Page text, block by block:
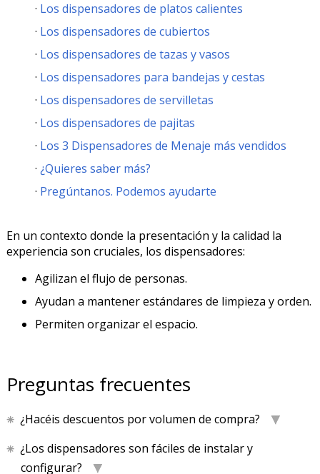
Los dispensadores de platos calientes
Los dispensadores de cubiertos
Los dispensadores de tazas y vasos
Los dispensadores para bandejas y cestas
Los dispensadores de servilletas
Los dispensadores de pajitas
Los 3 Dispensadores de Menaje más vendidos
¿Quieres saber más?
Pregúntanos. Podemos ayudarte
En un contexto donde la presentación y la calidad la
experiencia son cruciales, los dispensadores:
Agilizan el flujo de personas.
Ayudan a mantener estándares de limpieza y orden.
Permiten organizar el espacio.
Preguntas frecuentes
¿Hacéis descuentos por volumen de compra?
¿Los dispensadores son fáciles de instalar y
configurar?